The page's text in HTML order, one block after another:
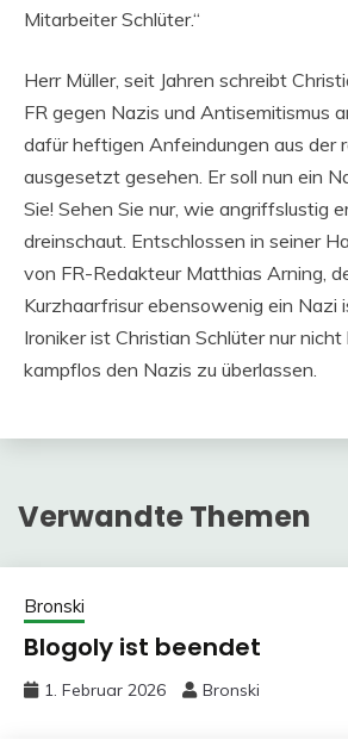
Mitarbeiter Schlüter.“
Herr Müller, seit Jahren schreibt
FR gegen Nazis und Antisemitismus
dafür heftigen Anfeindungen aus der
ausgesetzt gesehen. Er soll nun ein
Sie! Sehen Sie nur, wie angriffslustig
dreinschaut. Entschlossen in seiner
von FR-Redakteur Matthias Arning,
Kurzhaarfrisur ebensowenig ein Nazi
Ironiker ist Christian Schlüter nur
kampflos den Nazis zu überlassen.
Verwandte Themen
Bronski
Blogoly ist beendet
1. Februar 2026 Bronski